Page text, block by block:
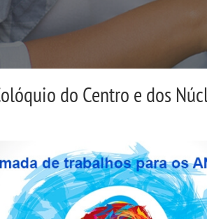
do Centro e dos